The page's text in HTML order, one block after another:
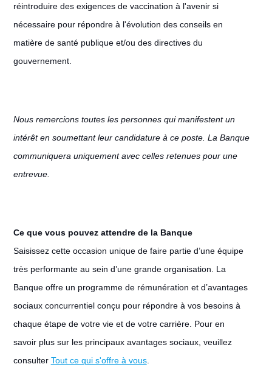
réintroduire des exigences de vaccination à l'avenir si
nécessaire pour répondre à l'évolution des conseils en
matière de santé publique et/ou des directives du
gouvernement.
Nous remercions toutes les personnes qui manifestent un
intérêt en soumettant leur candidature à ce poste. La Banque
communiquera uniquement avec celles retenues pour une
entrevue.
Ce que vous pouvez attendre de la Banque
Saisissez cette occasion unique de faire partie d’une équipe
très performante au sein d’une grande organisation. La
Banque offre un programme de rémunération et d’avantages
sociaux concurrentiel conçu pour répondre à vos besoins à
chaque étape de votre vie et de votre carrière. Pour en
savoir plus sur les principaux avantages sociaux, veuillez
consulter Tout ce qui s'offre à vous.